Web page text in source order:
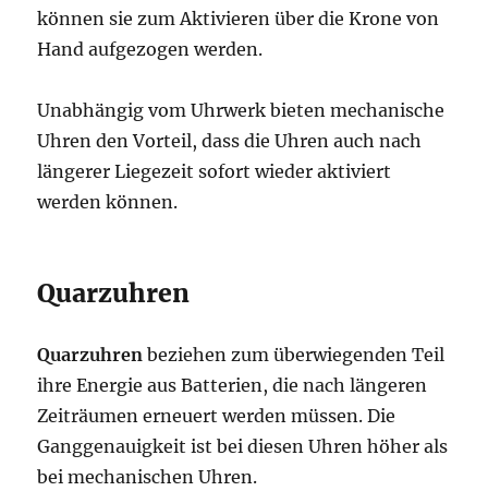
können sie zum Aktivieren über die Krone von
Hand aufgezogen werden.
Unabhängig vom Uhrwerk bieten mechanische
Uhren den Vorteil, dass die Uhren auch nach
längerer Liegezeit sofort wieder aktiviert
werden können.
Quarzuhren
Quarzuhren beziehen zum überwiegenden Teil
ihre Energie aus Batterien, die nach längeren
Zeiträumen erneuert werden müssen. Die
Ganggenauigkeit ist bei diesen Uhren höher als
bei mechanischen Uhren.